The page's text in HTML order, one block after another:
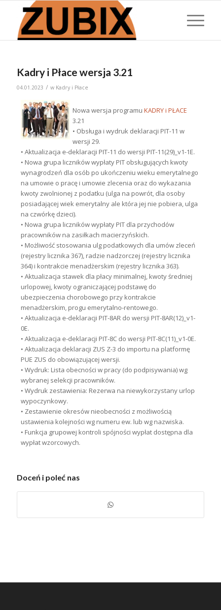
Kadry i Płace wersja 3.21
04.01.2023 / w Kadry i Płace
Nowa wersja programu KADRY i PŁACE
3.21
• Obsługa i wydruk deklaracji PIT-11 w
wersji 29.
• Aktualizacja e-deklaracji PIT-11 do wersji PIT-11(29)_v1-1E.
• Nowa grupa liczników wypłaty PIT obsługujących kwoty
wynagrodzeń dla osób po ukończeniu wieku emerytalnego
na umowie o pracę i umowie zlecenia oraz do wykazania
kwoty zwolnionej z podatku (ulga na powrót, dla osoby
posiadającej wiek emerytalny ale która jej nie pobiera, ulga
na czwórkę dzieci).
• Nowa grupa liczników wypłaty PIT dla przychodów
pracowników na zasiłkach macierzyńskich.
• Możliwość stosowania ulg podatkowych dla umów zleceń
(rejestry licznika 367), radzie nadzorczej (rejestry licznika
364) i kontrakcie menadżerskim (rejestry licznika 363).
• Aktualizacja stawek dla płacy minimalnej, kwoty średniej
urlopowej, kwoty ograniczającej podstawę do
ubezpieczenia chorobowego przy kontrakcie
menadżerskim, progu emerytalno-rentowego.
• Aktualizacja e-deklaracji PIT-8AR do wersji PIT-8AR(12)_v1-
0E.
• Aktualizacja e-deklaracji PIT-8C do wersji PIT-8C(11)_v1-0E.
• Aktualizacja deklaracji ZUS Z-3 do importu na platformę
PUE ZUS do obowiązującej wersji.
• Wydruk: Lista obecności w pracy (do podpisywania) wg
wybranej selekcji pracowników.
• Wydruk zestawienia: Rezerwa na niewykorzystany urlop
wypoczynkowy.
• Zestawienie okresów nieobecności z możliwością
ustawienia kolejności wg numeru ew. lub wg nazwiska.
• Funkcja grupowej kontroli spójności wypłat dostępna dla
wypłat wzorcowych.
Doceń i poleć nas